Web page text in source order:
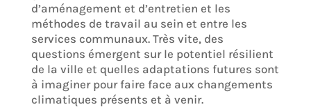
d’aménagement et d’entretien et les
méthodes de travail au sein et entre les
services communaux. Très vite, des
questions émergent sur le potentiel résilient
de la ville et quelles adaptations futures sont
à imaginer pour faire face aux changements
climatiques présents et à venir.